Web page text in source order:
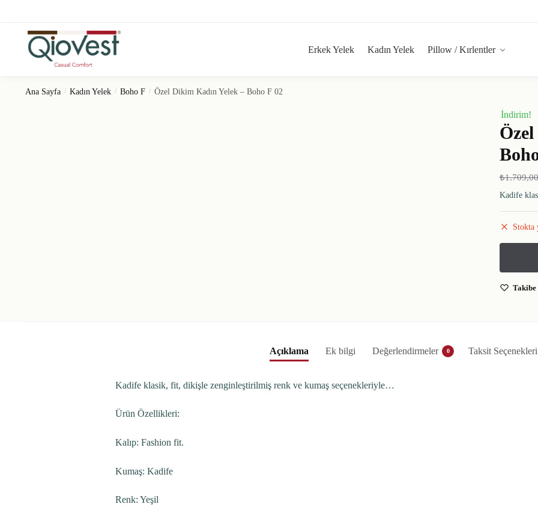
Erkek Yelek Kadın Yelek Pillow / Kırlentler
Ana Sayfa / Kadın Yelek / Boho F / Özel Dikim Kadın Yelek – Boho F 02
İndirim!
₺1.709,00
Kadife
Stokta
Takibe
Açıklama Ek bilgi Değerlendirmeler 0 Taksit Seçenekleri
Kadife klasik, fit, dikişle zenginleştirilmiş renk ve kumaş seçenekleriyle…
Ürün Özellikleri:
Kalıp: Fashion fit.
Kumaş: Kadife
Renk: Yeşil